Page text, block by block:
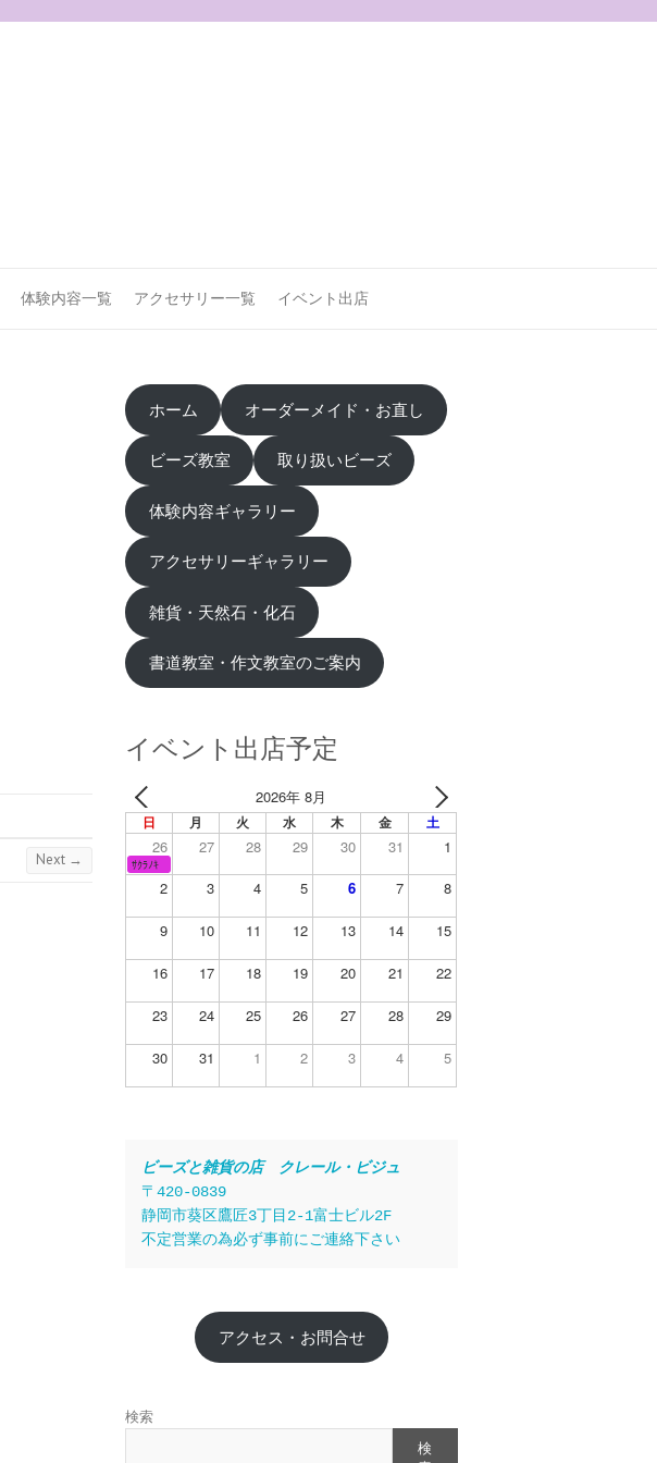
体験内容一覧 アクセサリー一覧 イベント出店
Next →
ホーム オーダーメイド・お直し
ビーズ教室 取り扱いビーズ
体験内容ギャラリー
アクセサリーギャラリー
雑貨・天然石・化石
書道教室・作文教室のご案内
イベント出店予定
2026年 8月
日 月 火 水 木 金 土
26 27 28 29 30 31 1
ｻｸﾗﾉｷ
2 3 4 5 6 7 8
9 10 11 12 13 14 15
16 17 18 19 20 21 22
23 24 25 26 27 28 29
30 31 1 2 3 4 5
ビーズと雑貨の店　クレール・ビジュ
〒420-0839
静岡市葵区鷹匠3丁目2-1富士ビル2F
不定営業の為必ず事前にご連絡下さい
アクセス・お問合せ
検索
検